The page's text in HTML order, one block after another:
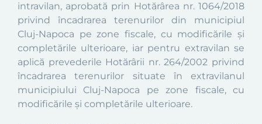
intravilan, aprobată prin Hotărârea nr. 1064/2018
privind încadrarea terenurilor din municipiul
Cluj-Napoca pe zone fiscale, cu modificările şi
completările ulterioare, iar pentru extravilan se
aplică prevederile Hotărârii nr. 264/2002 privind
încadrarea terenurilor situate în extravilanul
municipiului Cluj-Napoca pe zone fiscale, cu
modificările şi completările ulterioare.